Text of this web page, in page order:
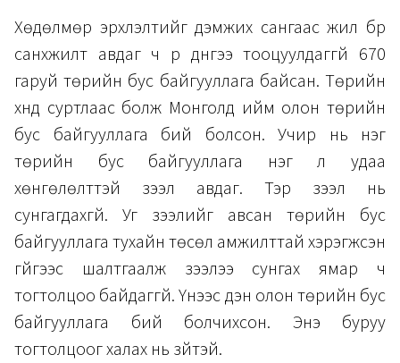
Хөдөлмөр эрхлэлтийг дэмжих сангаас жил бүр
санхүүжилт авдаг ч үр дүнгээ тооцуулдаггүй 670
гаруй төрийн бус байгууллага байсан. Төрийн
хүнд суртлаас болж Монголд ийм олон төрийн
бус байгууллага бий болсон. Учир нь нэг
төрийн бус байгууллага нэг л удаа
хөнгөлөлттэй зээл авдаг. Тэр зээл нь
сунгагдахгүй. Уг зээлийг авсан төрийн бус
байгууллага тухайн төсөл амжилттай хэрэгжсэн
үгүйгээс шалтгаалж зээлээ сунгах ямар ч
тогтолцоо байдаггүй. Үүнээс үүдэн олон төрийн бус
байгууллага бий болчихсон. Энэ буруу
тогтолцоог халах нь зүйтэй.